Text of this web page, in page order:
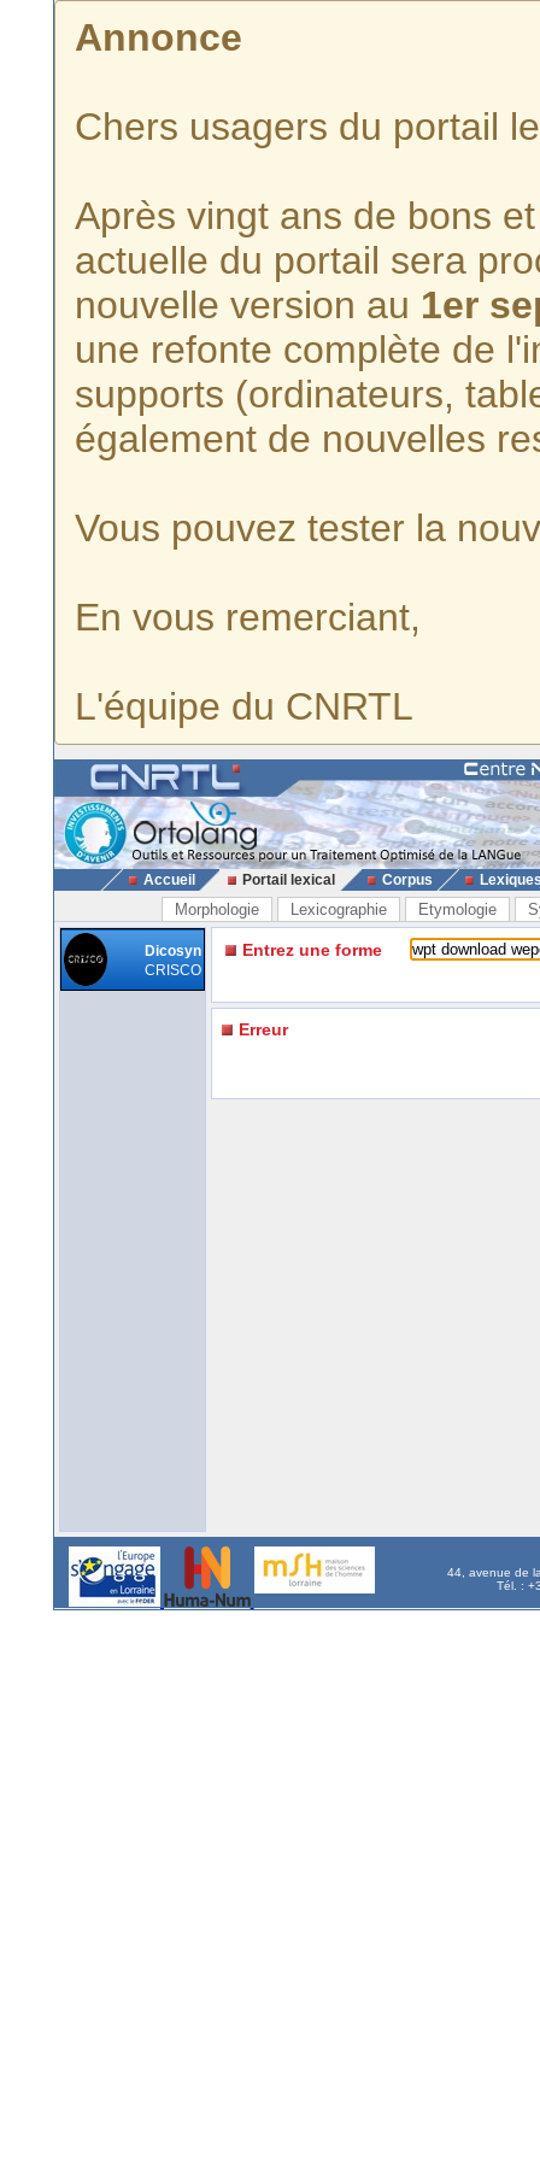
Annonce
Chers usagers du portail
Après vingt ans de bons
actuelle du portail sera
nouvelle version au 1er
une refonte complète de
supports (ordinateurs,
également de nouvelles
Vous pouvez tester la
En vous remerciant,
L'équipe du CNRTL
Accueil Portail lexical Corpus
Morphologie Lexicographie Etymologie
Dicosyn
CRISCO
Entrez une forme
Erreur
44, avenue de
Tél. :